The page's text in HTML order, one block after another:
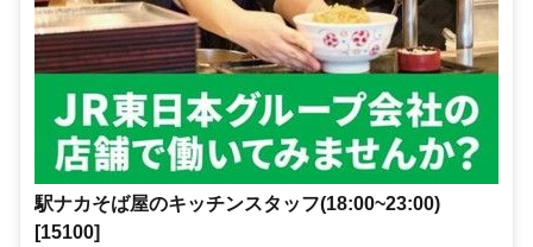
駅ナカそば屋のキッチンスタッフ(18:00~23:00)
[15100]